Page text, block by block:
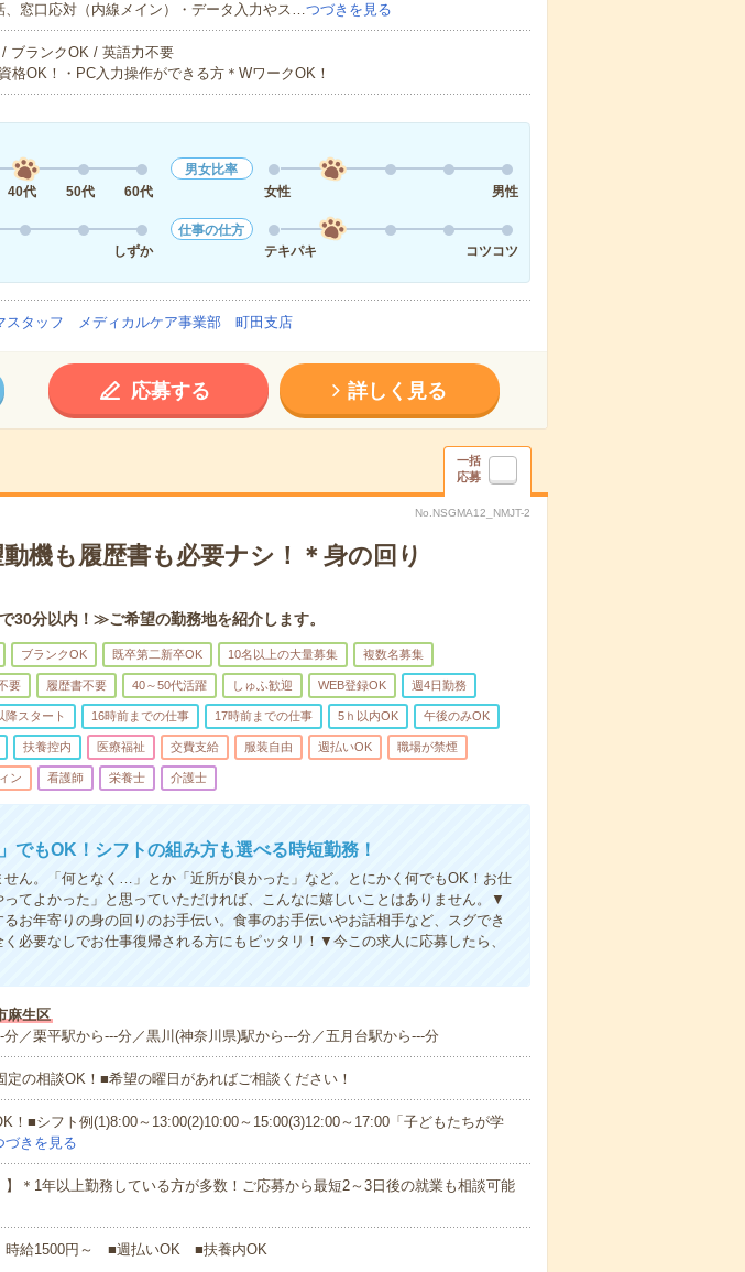
、窓口応対（内線メイン）・データ入力やス…つづきを見る
ブランクOK / 英語力不要
格OK！・PC入力操作ができる方＊WワークOK！
40代 50代 60代
男女比率
女性
男性
しずか
仕事の仕方
テキパキ
コツコツ
スタッフ メディカルケア事業部 町田支店
応募する 詳しく見る
一括
応募
No.NSGMA12_NMJT-2
機も履歴書も必要ナシ！＊身の回り
30分以内！≫ご希望の勤務地を紹介します。
ブランクOK 既卒第二新卒OK 10名以上の大量募集 複数名募集
要 履歴書不要 40～50代活躍 しゅふ歓迎 WEB登録OK 週4日勤務
降スタート 16時前までの仕事 17時前までの仕事 5ｈ以内OK 午後のみOK
扶養控内 医療福祉 交費支給 服装自由 週払いOK 職場が禁煙
ン 看護師 栄養士 介護士
でもOK！シフトの組み方も選べる時短勤務！
ん。「何となく…」とか「近所が良かった」など。とにかく何でもOK！お仕
てよかった」と思っていただければ、こんなに嬉しいことはありません。▼
お年寄りの身の回りのお手伝い。食事のお手伝いやお話相手など、スグでき
必要なしでお仕事復帰される方にもピッタリ！▼今この求人に応募したら、
麻生区
／栗平駅から---分／黒川(神奈川県)駅から---分／五月台駅から---分
定の相談OK！■希望の曜日があればご相談ください！
！■シフト例(1)8:00～13:00(2)10:00～15:00(3)12:00～17:00「子どもたちが学
づきを見る
】＊1年以上勤務している方が多数！ご応募から最短2～3日後の就業も相談可能
時給1500円～ ■週払いOK ■扶養内OK